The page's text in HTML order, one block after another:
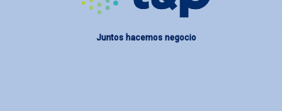
Juntos hacemos negocio